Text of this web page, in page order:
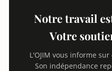
Notre travail
Votre
L'OJIM vous informe
Son indépendance